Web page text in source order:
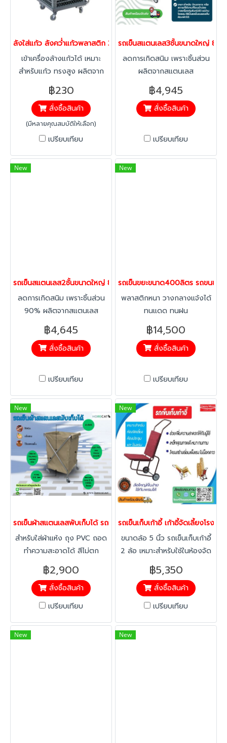
ลังใส่แก้ว ลังคว่ำแก้วพลาสติก 36 ช่อง พร้อมรถเข็นใส่ลังคว่ำแก้ว เข้า
เข้าเครื่องล้างแก้วได้ เหมาะ
สำหรับแก้ว ทรงสูง ผลิตจาก
วัตถุดิบมีคุณภาพ เหนียวไม่
แตกหักง่าย แข็งแรง ทนทาน
รับน้ำหนักได้ดี มีช่องใส่แก้วน้ำ
จำนวน 36 ช่อง
฿230
สั่งซื้อสินค้า
(มีหลายคุณสมบัติให้เลือก)
เปรียบเทียบ
รถเข็นสแตนเลส3ชั้นขนาดใหญ่
ลดการเกิดสนิม เพราะชิ้นส่วน
ผลิตจากสแตนเลส
฿4,945
สั่งซื้อสินค้า
เปรียบเทียบ
New
รถเข็นสแตนเลส2ชั้นขนาดใหญ่ 850x450x900มม.มีที่กั้นกันของหล่น
ลดการเกิดสนิม เพราะชิ้นส่วน
90% ผลิตจากสแตนเลส
฿4,645
สั่งซื้อสินค้า
เปรียบเทียบ
New
รถเข็นขยะขนาด400ลิตร รถขนขย
พลาสติกหนา วางกลางแจ้งได้
ทนแดด ทนฝน
฿14,500
สั่งซื้อสินค้า
เปรียบเทียบ
New
รถเข็นผ้าสแตนเลสพับเก็บได้ รถเข็นผ้าอเนกประสงค์ HORECAT
สำหรับใส่ผ้าแห้ง ถุง PVC ถอด
ทำความสะอาดได้ สีไม่ตก
฿2,900
สั่งซื้อสินค้า
เปรียบเทียบ
New
รถเข็นเก็บเก้าอี้ เก้าอี้จัดเลี้ยงโรง
ขนาดล้อ 5 นิ้ว รถเข็นเก็บเก้าอี้
2 ล้อ เหมาะสำหรับใช้ในห้องจัด
เลี้ยง ห้องประชุม และโรงแรม
฿5,350
สั่งซื้อสินค้า
เปรียบเทียบ
New New